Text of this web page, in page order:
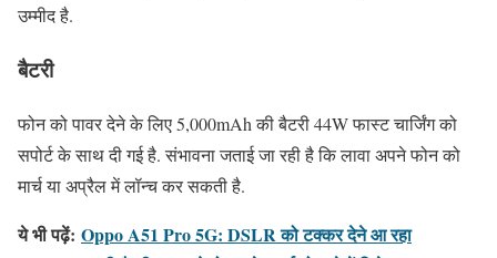
उम्मीद है.
बैटरी
फोन को पावर देने के लिए 5,000mAh की बैटरी 44W फास्ट चार्जिंग को
सपोर्ट के साथ दी गई है. संभावना जताई जा रही है कि लावा अपने फोन को
मार्च या अप्रैल में लॉन्च कर सकती है.
ये भी पढ़ें: Oppo A51 Pro 5G: DSLR को टक्कर देने आ रहा